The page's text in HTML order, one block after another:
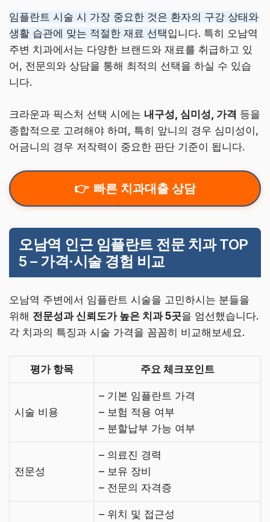
임플란트 시술 시 가장 중요한 것은 환자의 구강 상태와
생활 습관에 맞는 적절한 재료 선택입니다. 특히 오남역
주변 치과에서는 다양한 브랜드와 재료를 취급하고 있
어, 전문의와 상담을 통해 최적의 선택을 하실 수 있습
니다.
크라운과 픽스처 선택 시에는 내구성, 심미성, 가격 등을
종합적으로 고려해야 하며, 특히 앞니의 경우 심미성이,
어금니의 경우 저작력이 중요한 판단 기준이 됩니다.
빠른 치과대출 상담
오남역 인근 임플란트 전문 치과 TOP
5 – 가격·시술 경험 비교
오남역 주변에서 임플란트 시술을 고민하시는 분들을
위해 전문성과 신뢰도가 높은 치과 5곳을 엄선했습니다.
각 치과의 특징과 시술 가격을 꼼꼼히 비교해보세요.
평가 항목 주요 체크포인트
시술 비용
– 기본 임플란트 가격
– 보험 적용 여부
– 분할납부 가능 여부
전문성
– 의료진 경력
– 보유 장비
– 전문의 자격증
– 위치 및 접근성